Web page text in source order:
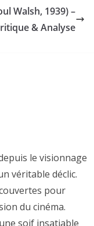
Walsh, 1939) –
& Analyse
le visionnage
véritable déclic.
pour
du cinéma.
soif insatiable